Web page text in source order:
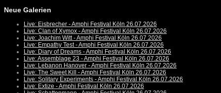
Neue Galerien
Live: Eisbrecher - Amphi Festival Köln 26.07.2026
Live: Clan of Xymox - Amphi Festival Köln 26.07.2026
Live: Joachim Witt - Amphi Festival Köln 26.07.2026
Live: Empathy Test - Amphi Festival Köln 26.07.2026
Live: Diary of Dreams - Amphi Festival Köln 26.07.2026
Live: Assemblage 23 - Amphi Festival Köln 26.07.2026
Live: Lebanon Hanover - Amphi Festival Köln 26.07.2026
Live: The Sweet Kill - Amphi Festival Köln 26.07.2026
Live: Solitary Experiments - Amphi Festival Köln 26.07.2026
Live: Extize - Amphi Festival Köln 26.07.2026